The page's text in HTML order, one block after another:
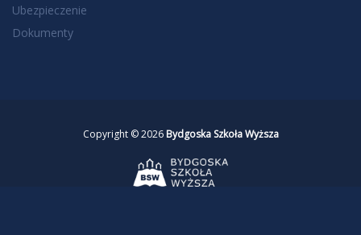
Ubezpieczenie
Dokumenty
Copyright © 2026 Bydgoska Szkoła Wyższa